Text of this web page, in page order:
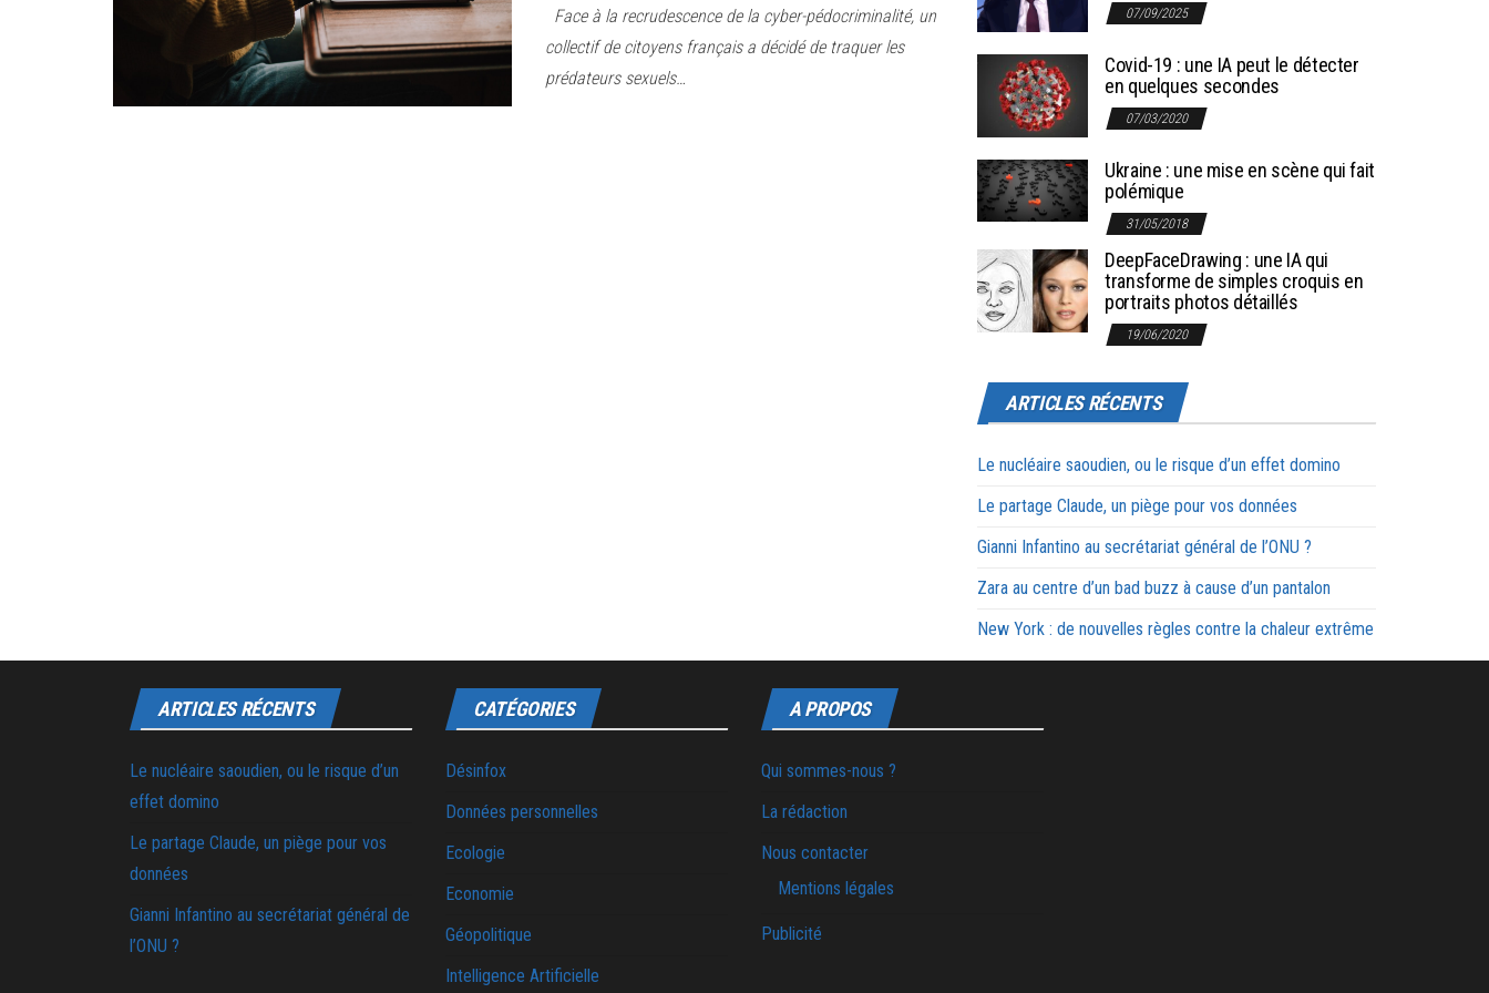
Face à la recrudescence de la cyber-pédocriminalité, un
collectif de citoyens français a décidé de traquer les
prédateurs sexuels…
07/09/2025
Covid-19 : une IA peut le détecter
en quelques secondes
07/03/2020
Ukraine : une mise en scène qui fait
polémique
31/05/2018
DeepFaceDrawing : une IA qui
transforme de simples croquis en
portraits photos détaillés
19/06/2020
ARTICLES RÉCENTS
Le nucléaire saoudien, ou le risque d’un effet domino
Le partage Claude, un piège pour vos données
Gianni Infantino au secrétariat général de l’ONU ?
Zara au centre d’un bad buzz à cause d’un pantalon
New York : de nouvelles règles contre la chaleur extrême
ARTICLES RÉCENTS
Le nucléaire saoudien, ou le risque d’un
effet domino
Le partage Claude, un piège pour vos
données
Gianni Infantino au secrétariat général de
l’ONU ?
CATÉGORIES
Désinfox
Données personnelles
Ecologie
Economie
Géopolitique
Intelligence Artificielle
A PROPOS
Qui sommes-nous ?
La rédaction
Nous contacter
Mentions légales
Publicité